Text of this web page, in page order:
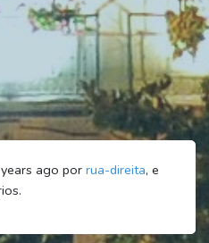
ago por rua-direita, e